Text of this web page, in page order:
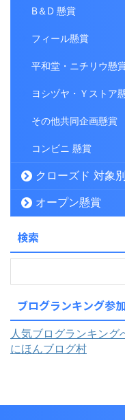
B＆D 懸賞
フィール懸賞
平和堂・ニチリウ懸
ヨシヅヤ・Ｙストア
その他共同企画懸賞
コンビニ 懸賞
クローズド 対象別
オープン懸賞
検索
ブログランキング参
人気ブログランキング
にほんブログ村